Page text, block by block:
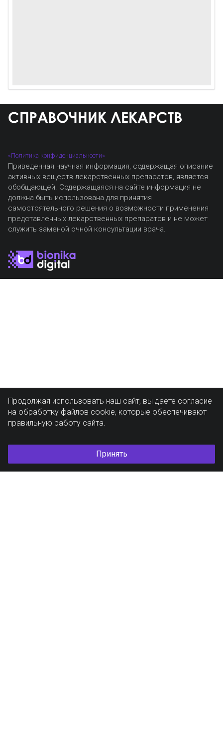
«Политика конфиденциальности»
Приведенная научная информация, содержащая описание
активных веществ лекарственных препаратов, является
обобщающей. Содержащаяся на сайте информация не
должна быть использована для принятия
самостоятельного решения о возможности применения
представленных лекарственных препаратов и не может
служить заменой очной консультации врача.
Продолжая использовать наш сайт, вы даете согласие
на обработку файлов cookie, которые обеспечивают
правильную работу сайта.
Принять